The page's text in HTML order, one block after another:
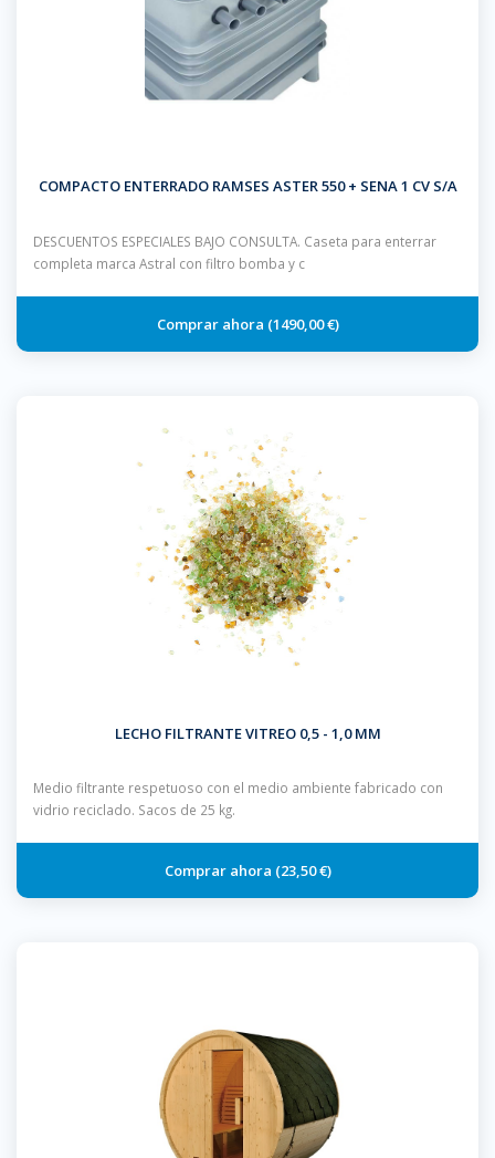
COMPACTO ENTERRADO RAMSES ASTER 550 + SENA 1 CV S/A
DESCUENTOS ESPECIALES BAJO CONSULTA. Caseta para enterrar
completa marca Astral con filtro bomba y c
1490,00 €
LECHO FILTRANTE VITREO 0,5 - 1,0 MM
Medio filtrante respetuoso con el medio ambiente fabricado con
vidrio reciclado. Sacos de 25 kg.
23,50 €